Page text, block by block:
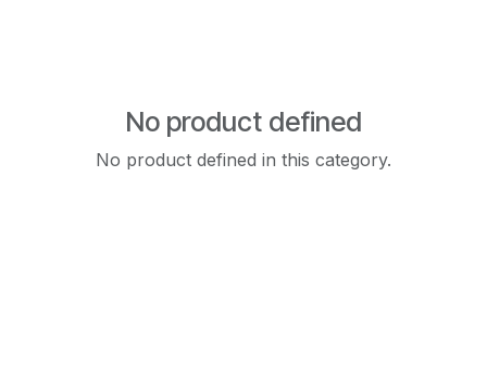
No product defined
No product defined in this category.